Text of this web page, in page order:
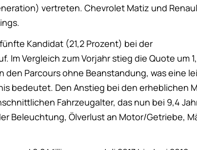
vertreten. Chevrolet Matiz und
Kandidat (21,2 Prozent) bei der
Vergleich zum Vorjahr stieg die Quote um
Parcours ohne Beanstandung, was eine
bedeutet. Den Anstieg bei den erheblichen
Fahrzeugalter, das nun bei 9,4
Beleuchtung, Ölverlust an Motor/Getriebe,